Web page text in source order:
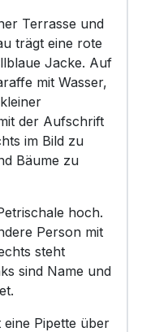
Terrasse und
trägt eine rote
Jacke. Auf
mit Wasser,
der Aufschrift
im Bild zu
Bäume zu
hoch.
Person mit
steht
sind Name und
Pipette über